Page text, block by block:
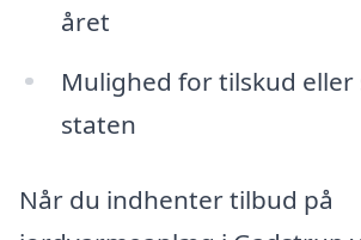
året
Mulighed for tilskud
staten
Når du indhenter tilbud på